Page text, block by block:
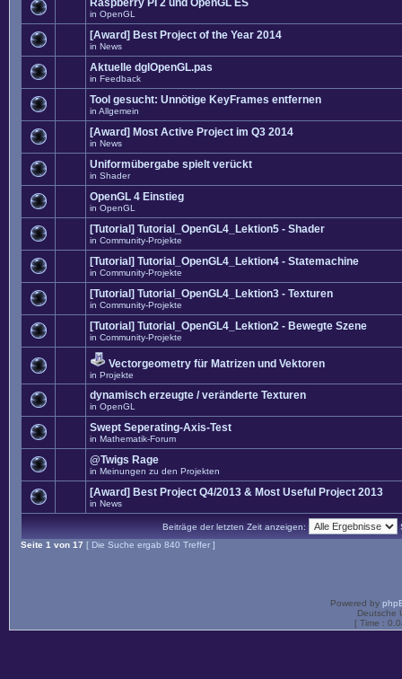
Raspberry PI 2 und OpenGL ES
in OpenGL
[Award] Best Project of the Year 2014
in News
Aktuelle dglOpenGL.pas
in Feedback
Tool gesucht: Unnötige KeyFrames entfernen
in Allgemein
[Award] Most Active Project im Q3 2014
in News
Uniformübergabe spielt verückt
in Shader
OpenGL 4 Einstieg
in OpenGL
[Tutorial] Tutorial_OpenGL4_Lektion5 - Shader
in Community-Projekte
[Tutorial] Tutorial_OpenGL4_Lektion4 - Statemachine
in Community-Projekte
[Tutorial] Tutorial_OpenGL4_Lektion3 - Texturen
in Community-Projekte
[Tutorial] Tutorial_OpenGL4_Lektion2 - Bewegte Szene
in Community-Projekte
Vectorgeometry für Matrizen und Vektoren
in Projekte
dynamisch erzeugte / veränderte Texturen
in OpenGL
Swept Seperating-Axis-Test
in Mathematik-Forum
@Twigs Rage
in Meinungen zu den Projekten
[Award] Best Project Q4/2013 & Most Useful Project 2013
in News
Beiträge der letzten Zeit anzeigen:
Seite 1 von 17 [ Die Suche ergab 840 Treffer ]
Powered by
Deutsche
[ Time :